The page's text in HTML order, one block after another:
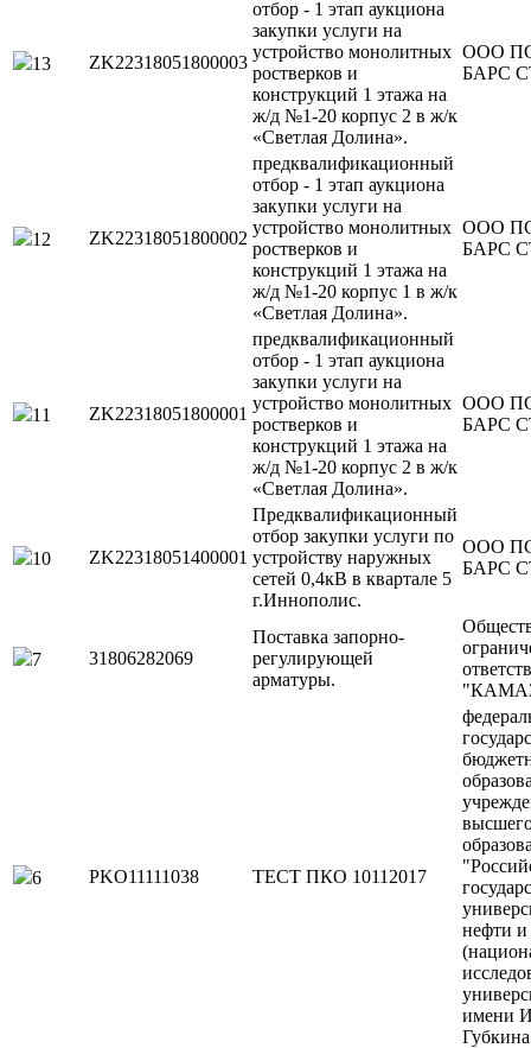
13 ZK22318051800003
отбор - 1 этап аукциона
закупки услуги на
устройство монолитных
ростверков и
конструкций 1 этажа на
ж/д №1-20 корпус 2 в ж/к
«Светлая Долина».
ООО
БАРС
12 ZK22318051800002
предквалификационный
отбор - 1 этап аукциона
закупки услуги на
устройство монолитных
ростверков и
конструкций 1 этажа на
ж/д №1-20 корпус 1 в ж/к
«Светлая Долина».
ООО
БАРС
11 ZK22318051800001
предквалификационный
отбор - 1 этап аукциона
закупки услуги на
устройство монолитных
ростверков и
конструкций 1 этажа на
ж/д №1-20 корпус 2 в ж/к
«Светлая Долина».
ООО
БАРС
10 ZK22318051400001
Предквалификационный
отбор закупки услуги по
устройству наружных
сетей 0,4кВ в квартале 5
г.Иннополис.
ООО
БАРС
7 31806282069
Поставка запорно-
регулирующей
арматуры.
6 PKO11111038 ТЕСТ ПКО 10112017
нефти и
имени